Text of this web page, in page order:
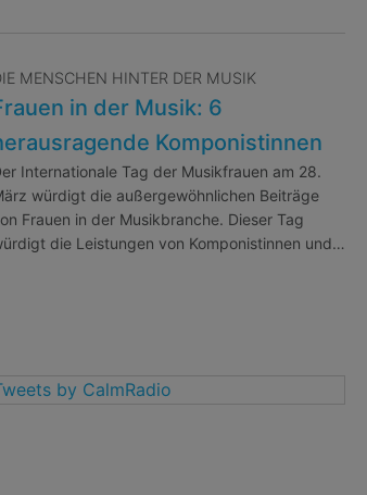
MENSCHEN HINTER DER MUSIK
in der Musik: 6
Komponistinnen
Internationale Tag der Musikfrauen am 28.
würdigt die außergewöhnlichen Beiträge
Frauen in der Musikbranche. Dieser Tag
die Leistungen von Komponistinnen und…
by CalmRadio